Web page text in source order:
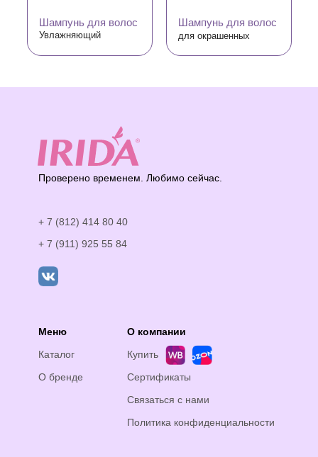
Шампунь для волос
для окрашенных
Шампунь для волос
Увлажняющий
Проверено временем. Любимо сейчас.
О компании
Купить
Связаться с нами
Сертификаты
Меню
Каталог
О бренде
Политика конфиденциальности
+ 7 (812) 414 80 40
+ 7 (911) 925 55 84